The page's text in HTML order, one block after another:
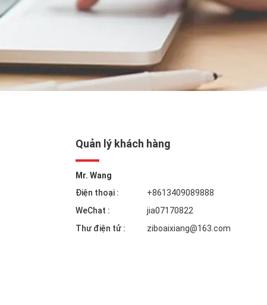
Quản lý khách hàng
Mr. Wang
Điện thoại :
+8613409089888
WeChat :
jia07170822
Thư điện tử :
ziboaixiang@163.com